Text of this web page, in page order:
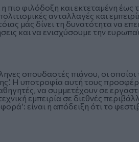
πιο φιλόδοξη και εκτεταμένη
ανταλλαγές και
μάς δίνει τη δυνατότητα να
και να ενισχύσουμε την
σπουδαστές πιάνου, οι οποίοι
Η υποτροφία αυτή τους
να συμμετέχουν σε
εμπειρία σε διεθνές
είναι η απόδειξη ότι το